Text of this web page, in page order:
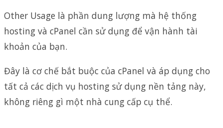
Other Usage là phần dung lượng mà hệ thống
hosting và cPanel cần sử dụng để vận hành tài
khoản của bạn.
Đây là cơ chế bắt buộc của cPanel và áp dụng cho
tất cả các dịch vụ hosting sử dụng nền tảng này,
không riêng gì một nhà cung cấp cụ thể.